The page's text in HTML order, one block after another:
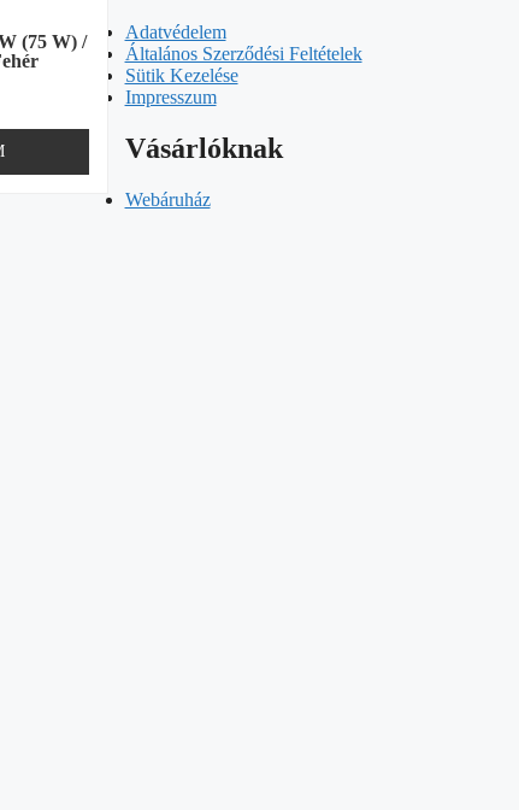
(75 W) /
Adatvédelem
Általános Szerződési Feltételek
Sütik Kezelése
Impresszum
Vásárlóknak
Webáruház